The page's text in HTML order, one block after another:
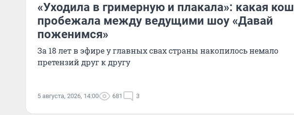
«Уходила в гримерную и плакала»: какая
пробежала между ведущими шоу «Давай
поженимся»
За 18 лет в эфире у главных свах страны накопилось немало
претензий друг к другу
5 августа, 2026, 14:00 681 3